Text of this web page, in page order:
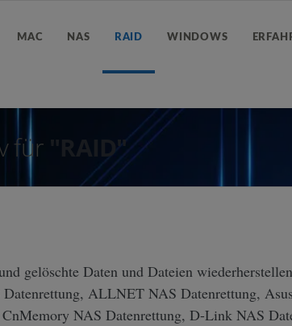
MAC NAS RAID WINDOWS
für "RAID"
gelöschte Daten und Dateien
ALLNET NAS Datenrettung,
NAS Datenrettung, D-Link NAS